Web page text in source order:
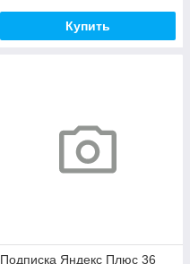
Купить
Подписка Яндекс Плюс 36